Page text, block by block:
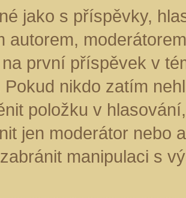
jako s příspěvky,
autorem,
první příspěvek v
Pokud nikdo zatím
položku v
jen moderátor nebo
manipulaci s